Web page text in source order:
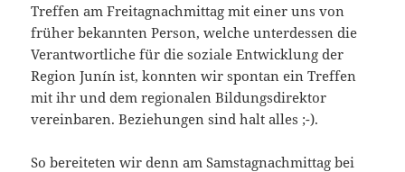
Treffen am Freitagnachmittag mit einer uns von
früher bekannten Person, welche unterdessen die
Verantwortliche für die soziale Entwicklung der
Region Junín ist, konnten wir spontan ein Treffen
mit ihr und dem regionalen Bildungsdirektor
vereinbaren. Beziehungen sind halt alles ;-).
So bereiteten wir denn am Samstagnachmittag bei